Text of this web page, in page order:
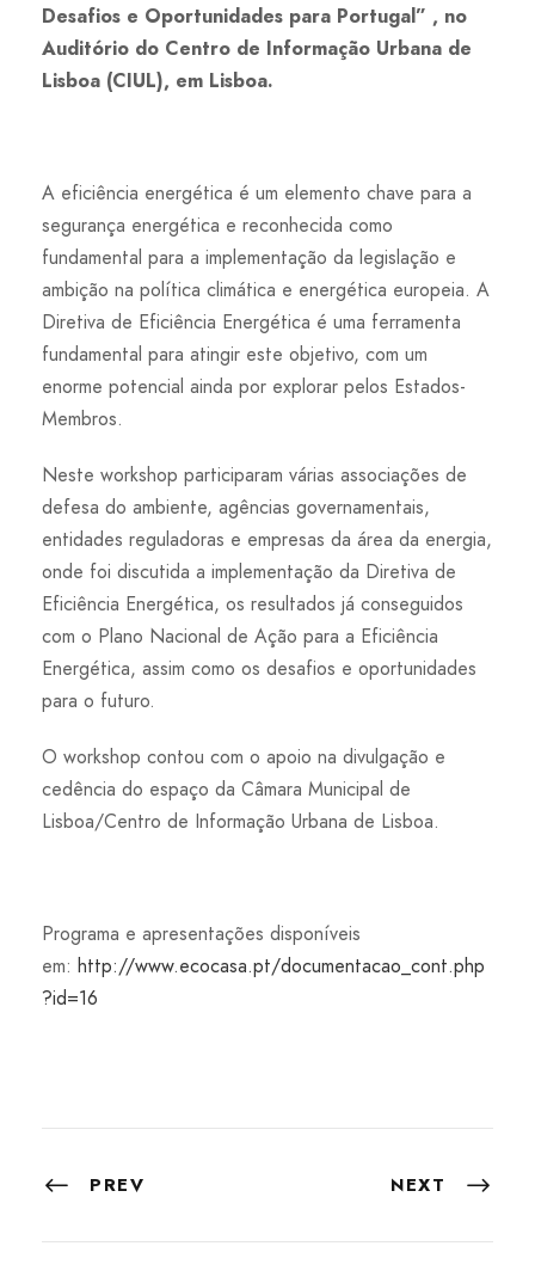
Desafios e Oportunidades para Portugal” , no
Auditório do Centro de Informação Urbana de
Lisboa (CIUL), em Lisboa.
A eficiência energética é um elemento chave para a
segurança energética e reconhecida como
fundamental para a implementação da legislação e
ambição na política climática e energética europeia. A
Diretiva de Eficiência Energética é uma ferramenta
fundamental para atingir este objetivo, com um
enorme potencial ainda por explorar pelos Estados-
Membros.
Neste workshop participaram várias associações de
defesa do ambiente, agências governamentais,
entidades reguladoras e empresas da área da energia,
onde foi discutida a implementação da Diretiva de
Eficiência Energética, os resultados já conseguidos
com o Plano Nacional de Ação para a Eficiência
Energética, assim como os desafios e oportunidades
para o futuro.
O workshop contou com o apoio na divulgação e
cedência do espaço da Câmara Municipal de
Lisboa/Centro de Informação Urbana de Lisboa.
Programa e apresentações disponíveis
em: http://www.ecocasa.pt/documentacao_cont.php
?id=16
PREV NEXT